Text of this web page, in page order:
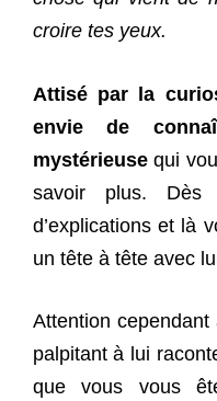
croire tes yeux.
Attisé par la
envie de
mystérieusequi
savoir plus. Dès
d’explications et là
un tête à tête avec
Attention
palpitant à lui
que vous vous